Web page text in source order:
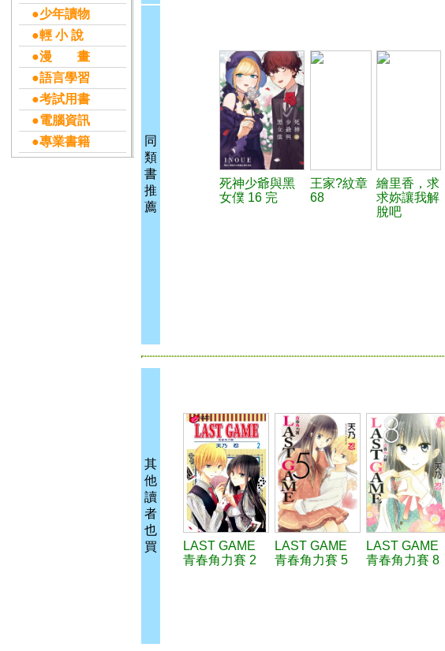
●少年讀物
●輕 小 說
●漫 畫
●語言學習
●考試用書
●電腦資訊
●專業書籍
同
類
書
推
薦
死神少爺與黑
女僕 16 完
王家?紋章
68
繪里香，求
求妳讓我解
脫吧
其
他
讀
者
也
買
LAST GAME
青春角力賽 2
LAST GAME
青春角力賽 5
LAST GAME
青春角力賽 8